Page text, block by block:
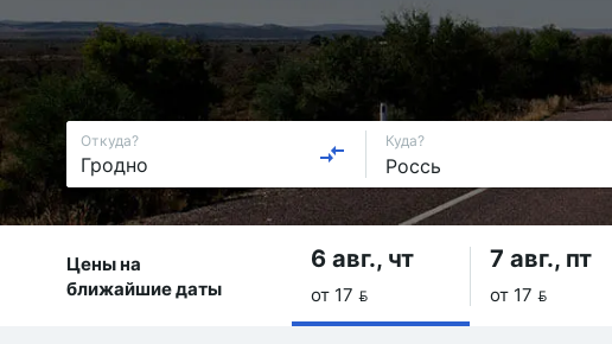
Откуда? Куда?
Цены на
ближайшие даты
6 авг., чт
от 17 
7 авг., пт
от 17 